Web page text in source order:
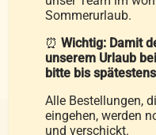
können
der
Produktseite
gewählt
werden
Guter Service:
Sommerurlaub.
⏰ Wichtig: Damit
unserem Urlaub
bitte bis
Alle Bestellungen,
eingehen, werden
und verschickt.